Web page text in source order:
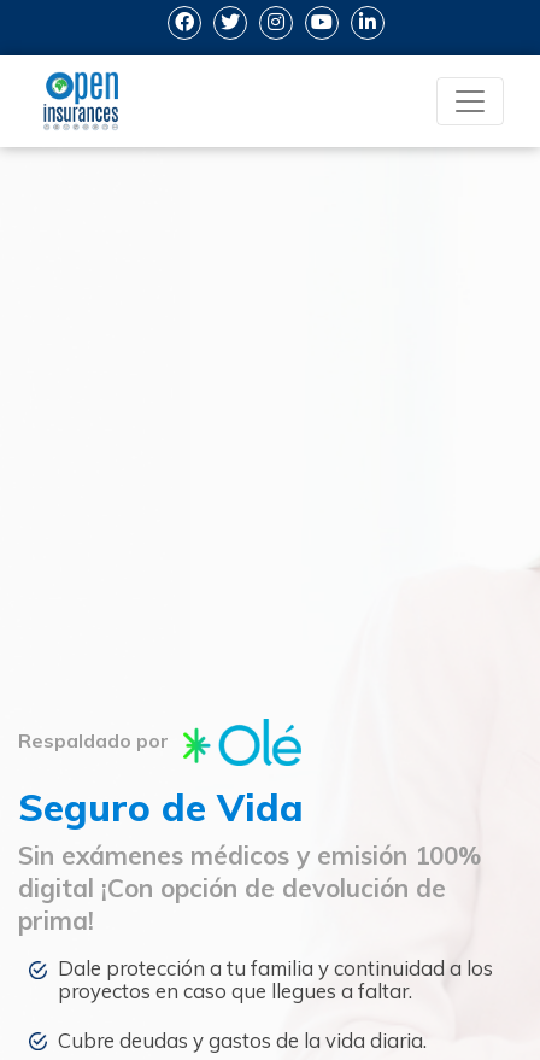
Respaldado por
Seguro de Vida
Sin exámenes médicos y emisión 100%
digital ¡Con opción de devolución de
prima!
Dale protección a tu familia y continuidad a los
proyectos en caso que llegues a faltar.
Cubre deudas y gastos de la vida diaria.